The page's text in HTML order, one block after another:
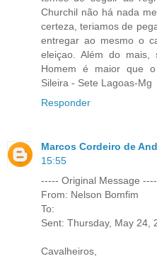
Churchil não há nada
certeza, teriamos de
entregar ao mesmo o
eleiçao. Além do
Homem é maior que
Sileira - Sete Lagoas-Mg
Responder
Marcos Cordeiro de
15:55
----- Original Message
From: Nelson Bomfim
To:
Sent: Thursday, May 24,
Cavalheiros,